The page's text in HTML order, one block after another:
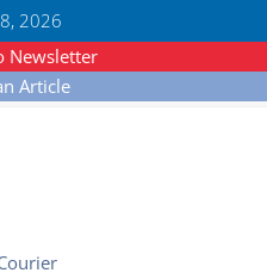
2026
Newsletter
Article